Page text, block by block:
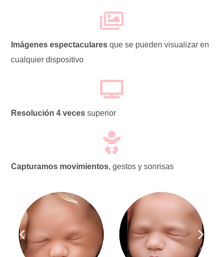
Imágenes espectaculares que se pueden visualizar en
cualquier dispositivo
Resolución 4 veces superior
Capturamos movimientos, gestos y sonrisas